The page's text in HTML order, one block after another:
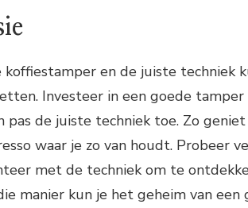
en de juiste techniek
Investeer in een goede
pas de juiste techniek toe. Zo
waar je zo van houdt. Probeer
met de techniek om te
manier kun je het geheim van